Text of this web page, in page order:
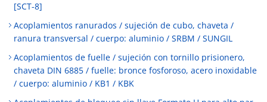
[SCT-8]
Acoplamientos ranurados / sujeción de cubo, chaveta /
ranura transversal / cuerpo: aluminio / SRBM / SUNGIL
Acoplamientos de fuelle / sujeción con tornillo prisionero,
chaveta DIN 6885 / fuelle: bronce fosforoso, acero inoxidable
/ cuerpo: aluminio / KB1 / KBK